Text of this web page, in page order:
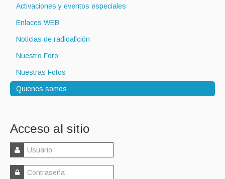
Activaciones y eventos especiales
Enlaces WEB
Noticias de radioafición
Nuestro Foro
Nuestras Fotos
Quienes somos
Acceso al sitio